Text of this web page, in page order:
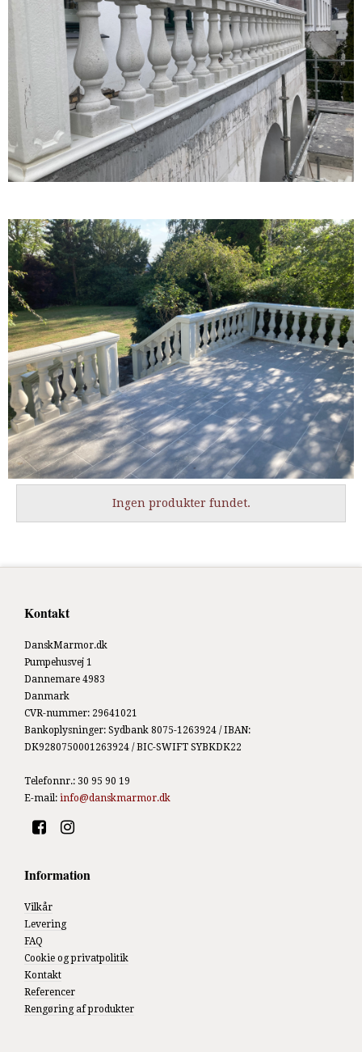
Ingen produkter fundet.
Kontakt
DanskMarmor.dk
Pumpehusvej 1
Dannemare 4983
Danmark
CVR-nummer: 29641021
Bankoplysninger: Sydbank 8075-1263924 / IBAN:
DK9280750001263924 / BIC-SWIFT SYBKDK22
Telefonnr.: 30 95 90 19
E-mail: info@danskmarmor.dk
Information
Vilkår
Levering
FAQ
Cookie og privatpolitik
Kontakt
Referencer
Rengøring af produkter